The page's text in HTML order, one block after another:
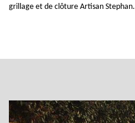
grillage et de clôture Artisan Stephan.